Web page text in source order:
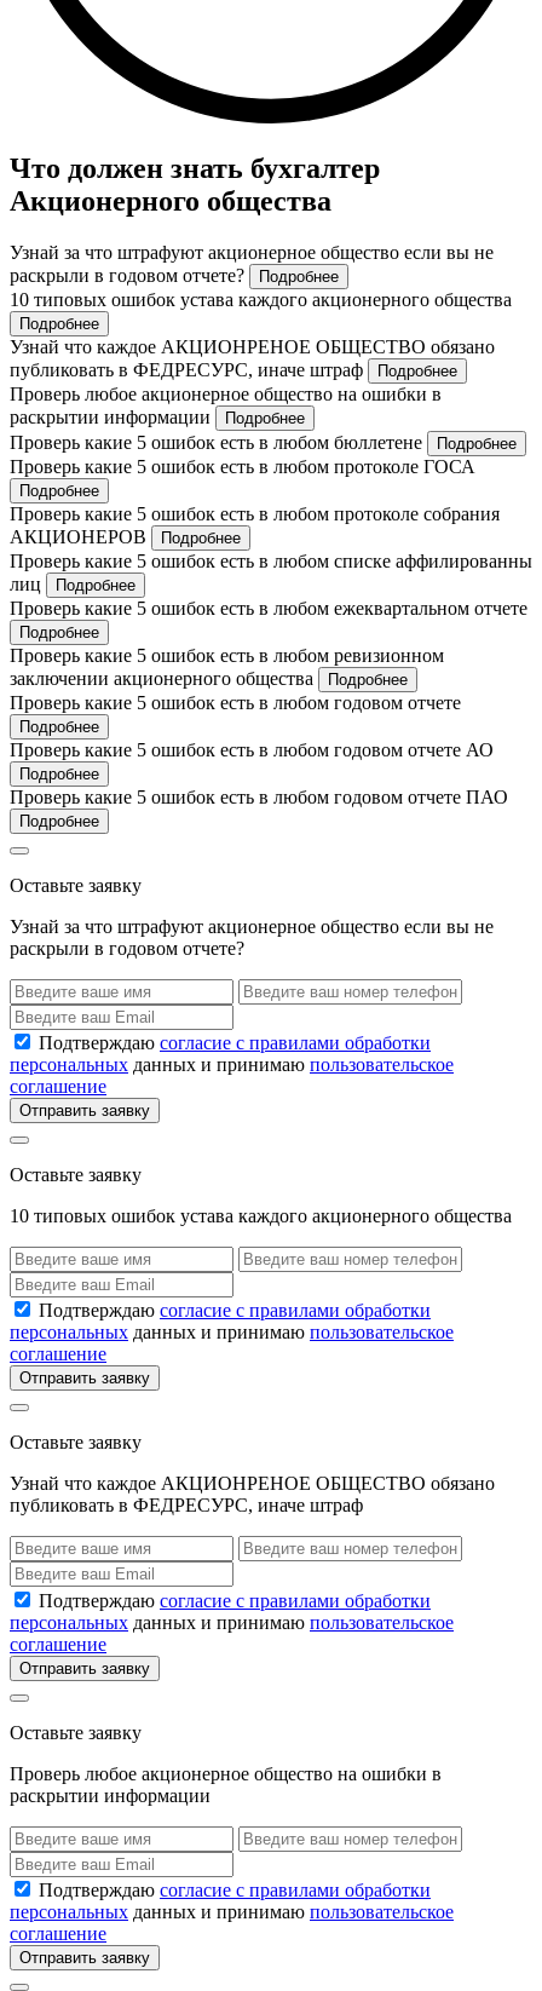
Что должен знать бухгалтер
Акционерного общества
Узнай за что штрафуют акционерное общество если вы не
раскрыли в годовом отчете?
Подробнее
10 типовых ошибок устава каждого акционерного общества
Подробнее
Узнай что каждое АКЦИОНРЕНОЕ ОБЩЕСТВО обязано
публиковать в ФЕДРЕСУРС, иначе штраф
Подробнее
Проверь любое акционерное общество на ошибки в
раскрытии информации
Подробнее
Проверь какие 5 ошибок есть в любом бюллетене Подробнее
Проверь какие 5 ошибок есть в любом протоколе ГОСА
Подробнее
Проверь какие 5 ошибок есть в любом протоколе собрания
АКЦИОНЕРОВ
Подробнее
Проверь какие 5 ошибок есть в любом списке аффилированны
лиц
Подробнее
Проверь какие 5 ошибок есть в любом ежеквартальном отчете
Подробнее
Проверь какие 5 ошибок есть в любом ревизионном
заключении акционерного общества
Подробнее
Проверь какие 5 ошибок есть в любом годовом отчете
Подробнее
Проверь какие 5 ошибок есть в любом годовом отчете АО
Подробнее
Проверь какие 5 ошибок есть в любом годовом отчете ПАО
Подробнее
Оставьте заявку
Узнай за что штрафуют акционерное общество если вы не
раскрыли в годовом отчете?
Подтверждаю согласие с правилами обработки
персональных данных и принимаю пользовательское
соглашение
Отправить заявку
Оставьте заявку
10 типовых ошибок устава каждого акционерного общества
Подтверждаю согласие с правилами обработки
персональных данных и принимаю пользовательское
соглашение
Отправить заявку
Оставьте заявку
Узнай что каждое АКЦИОНРЕНОЕ ОБЩЕСТВО обязано
публиковать в ФЕДРЕСУРС, иначе штраф
Подтверждаю согласие с правилами обработки
персональных данных и принимаю пользовательское
соглашение
Отправить заявку
Оставьте заявку
Проверь любое акционерное общество на ошибки в
раскрытии информации
Подтверждаю согласие с правилами обработки
персональных данных и принимаю пользовательское
соглашение
Отправить заявку